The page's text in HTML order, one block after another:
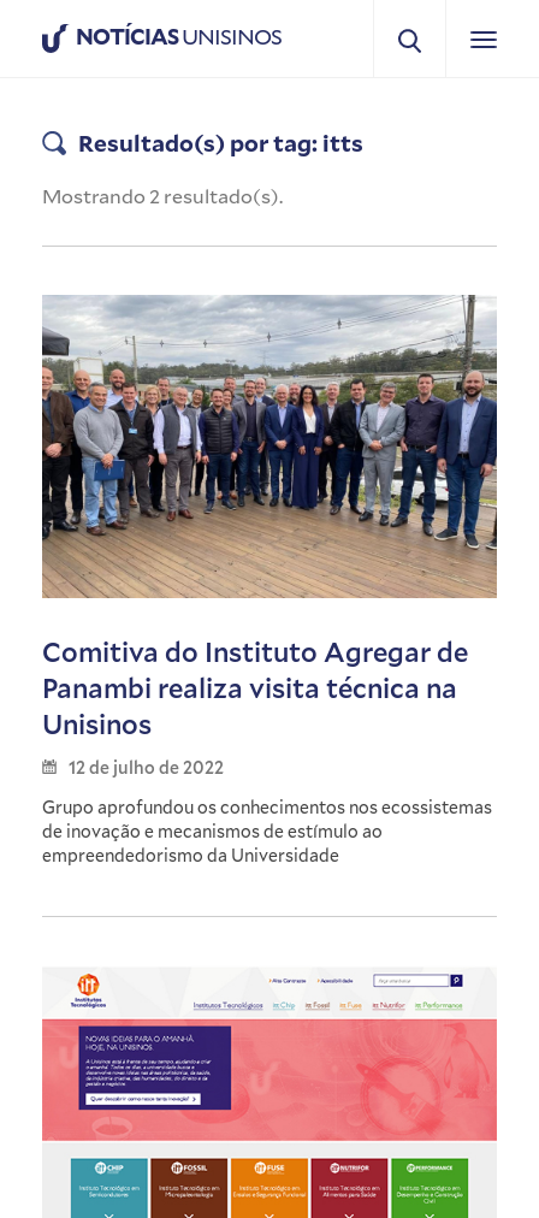
NOTÍCIASUNISINOS
Resultado(s) por tag: itts
Mostrando 2 resultado(s).
Comitiva do Instituto Agregar de
Panambi realiza visita técnica na
Unisinos
12 de julho de 2022
Grupo aprofundou os conhecimentos nos ecossistemas
de inovação e mecanismos de estímulo ao
empreendedorismo da Universidade